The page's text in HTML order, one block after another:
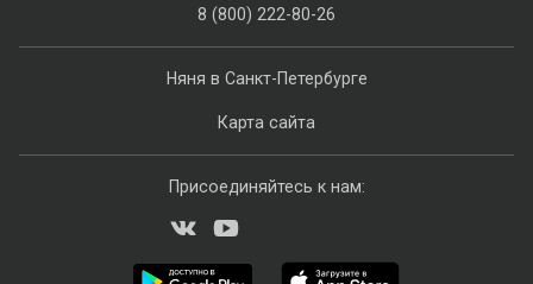
Няня в Санкт-Петербурге
Карта сайта
8 (800) 222-80-26
Присоединяйтесь к нам: